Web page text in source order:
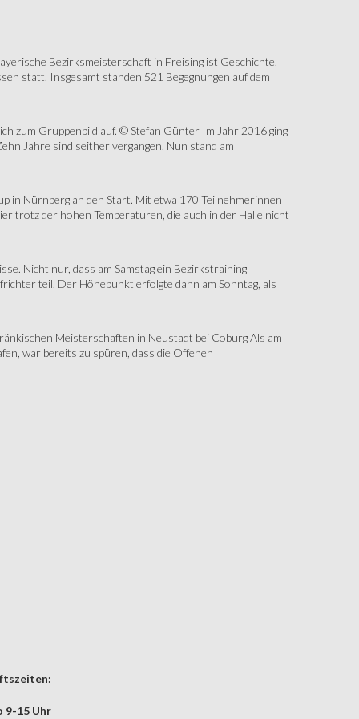
Bezirksmeisterschaft in Freising ist Geschichte.
statt. Insgesamt standen 521 Begegnungen auf dem
zum Gruppenbild auf. © Stefan Günter Im Jahr 2016 ging
Jahre sind seither vergangen. Nun stand am
in Nürnberg an den Start. Mit etwa 170 Teilnehmerinnen
trotz der hohen Temperaturen, die auch in der Halle nicht
Nicht nur, dass am Samstag ein Bezirkstraining
teil. Der Höhepunkt erfolgte dann am Sonntag, als
Meisterschaften in Neustadt bei Coburg Als am
war bereits zu spüren, dass die Offenen
9-15 Uhr